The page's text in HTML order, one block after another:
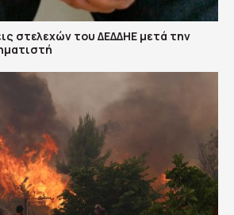
στελεχών του ΔΕΔΔΗΕ μετά την